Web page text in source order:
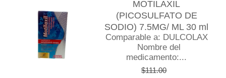
MOTILAXIL
(PICOSULFATO DE
SODIO) 7.5MG/ ML 30 ml
Comparable a: DULCOLAX
Nombre del
medicamento:...
$111.00